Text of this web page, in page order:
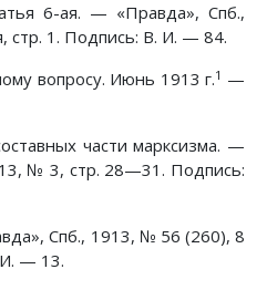
6-ая. — «Правда», Спб.,
1. Подпись: В. И. — 84.
вопросу. Июнь 1913 г.1 —
части марксизма. —
№ 3, стр. 28—31. Подпись:
Спб., 1913, № 56 (260), 8
И. — 13.